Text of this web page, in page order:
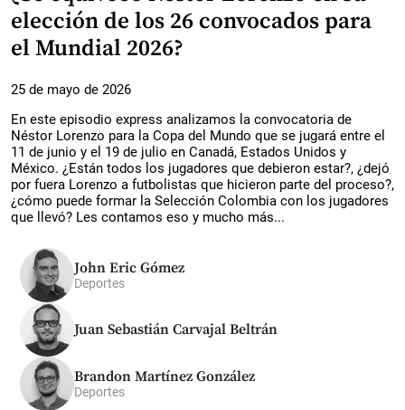
elección de los 26 convocados para
el Mundial 2026?
25 de mayo de 2026
En este episodio express analizamos la convocatoria de
Néstor Lorenzo para la Copa del Mundo que se jugará entre el
11 de junio y el 19 de julio en Canadá, Estados Unidos y
México. ¿Están todos los jugadores que debieron estar?, ¿dejó
por fuera Lorenzo a futbolistas que hicieron parte del proceso?,
¿cómo puede formar la Selección Colombia con los jugadores
que llevó? Les contamos eso y mucho más...
John Eric Gómez
Deportes
Juan Sebastián Carvajal Beltrán
Brandon Martínez González
Deportes